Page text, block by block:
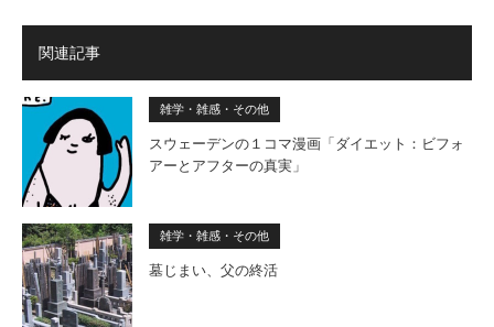
関連記事
雑学・雑感・その他
スウェーデンの１コマ漫画「ダイエット：ビフォ
アーとアフターの真実」
雑学・雑感・その他
墓じまい、父の終活